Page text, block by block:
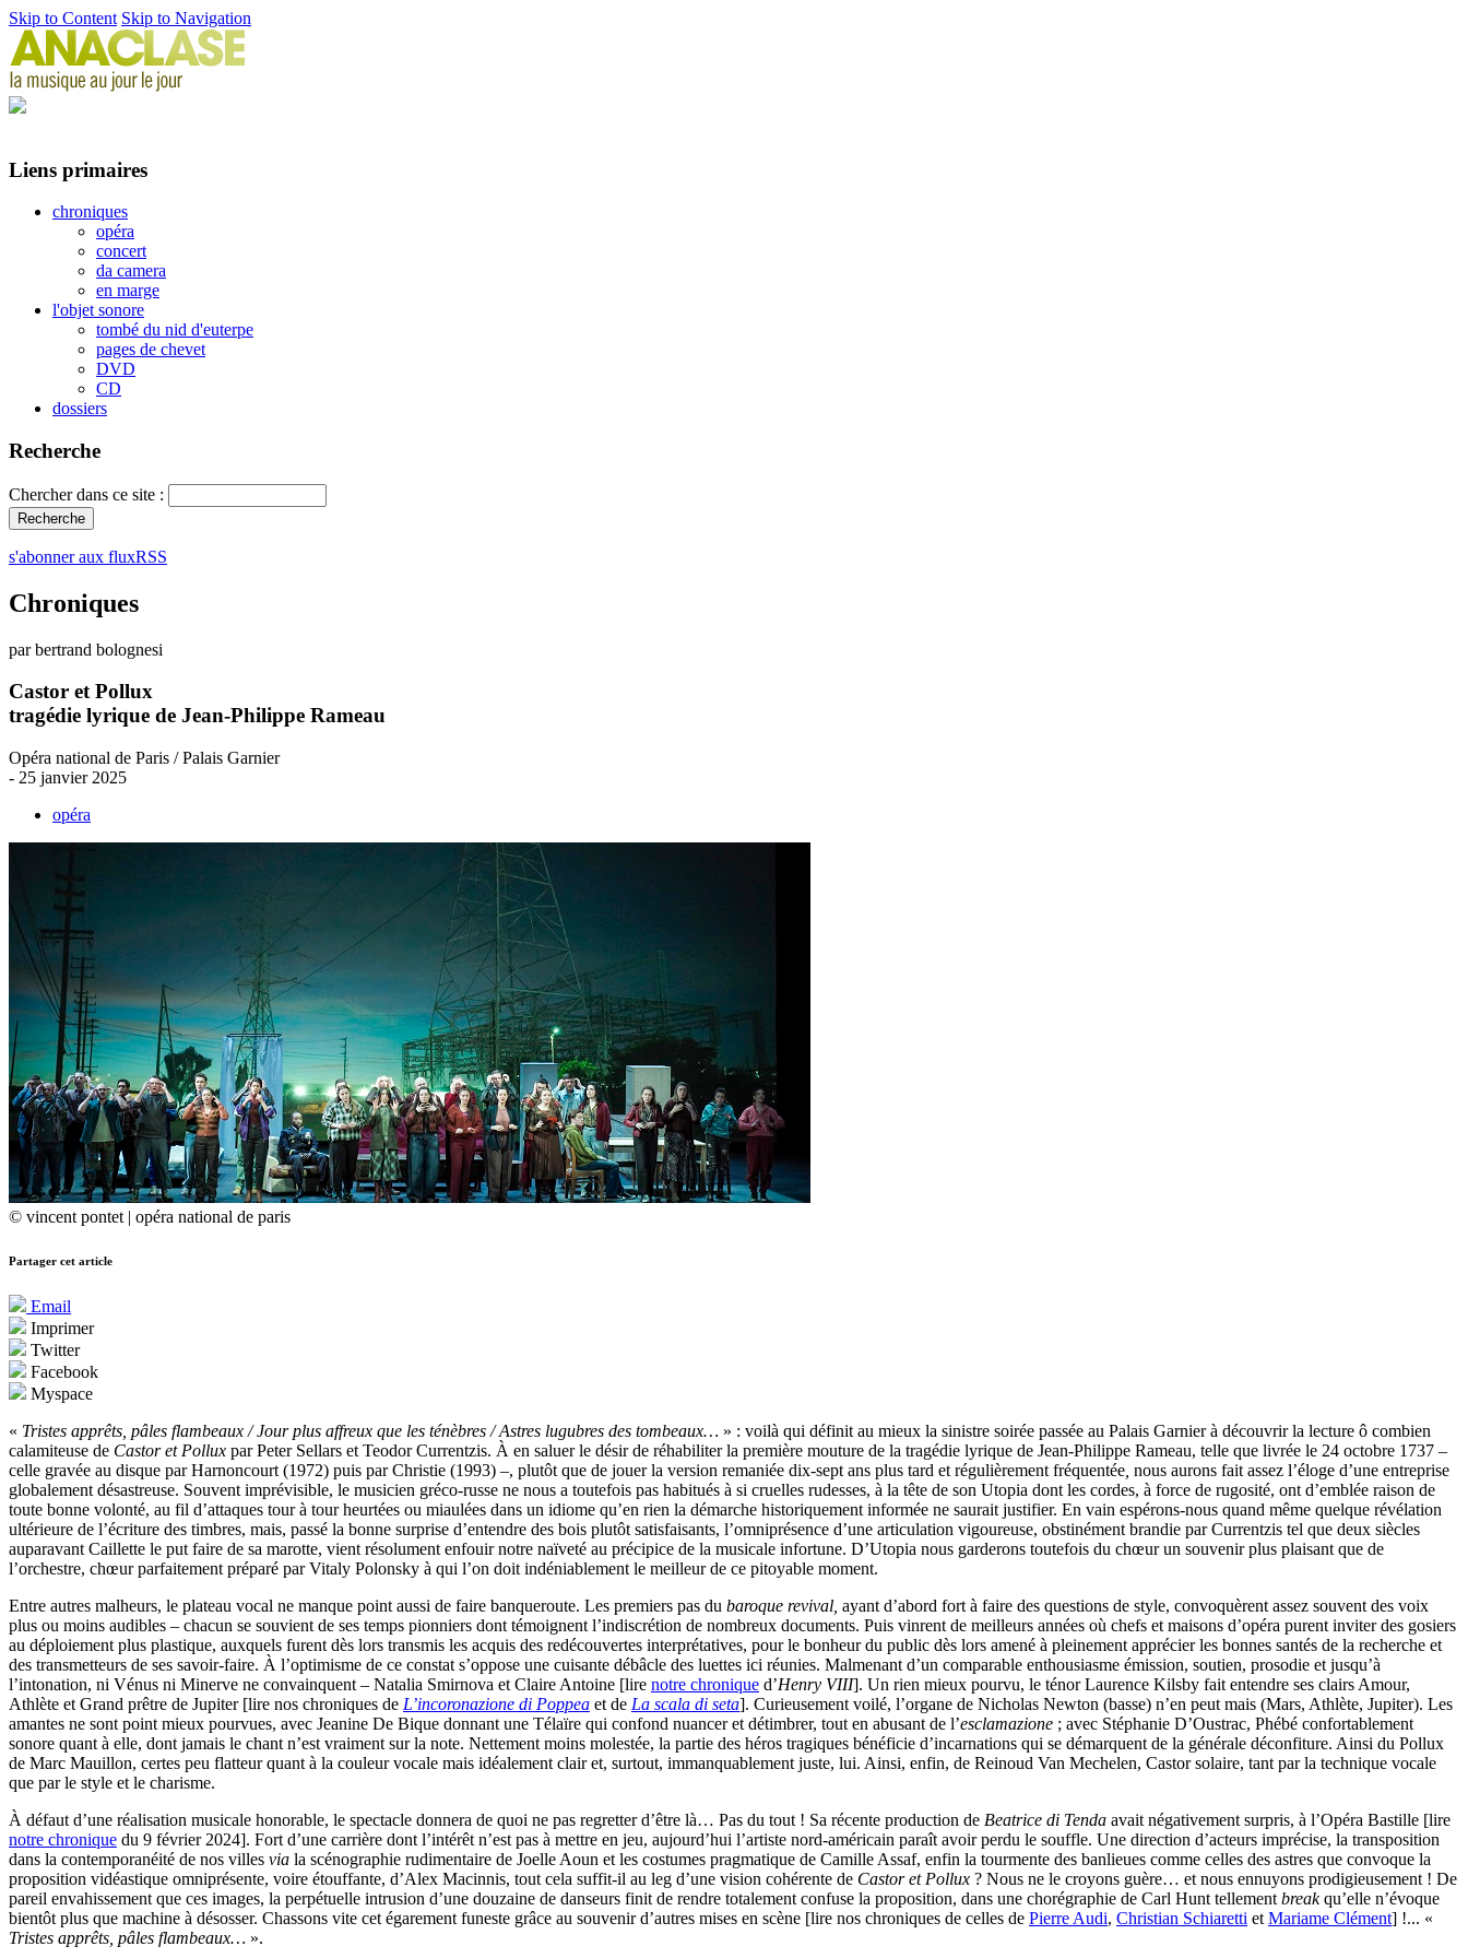
Skip to Content Skip to Navigation
Liens primaires
chroniques
opéra
concert
da camera
en marge
l'objet sonore
tombé du nid d'euterpe
pages de chevet
DVD
CD
dossiers
Recherche
Chercher dans ce site :
s'abonner aux fluxRSS
Chroniques
par bertrand bolognesi
Castor et Pollux
tragédie lyrique de Jean-Philippe Rameau
Opéra national de Paris / Palais Garnier
- 25 janvier 2025
opéra
© vincent pontet | opéra national de paris
Partager cet article
Email
Imprimer
Twitter
Facebook
Myspace
« Tristes apprêts, pâles flambeaux / Jour plus affreux que les ténèbres / Astres lugubres des tombeaux… » : voilà qui définit au mieux la sinistre soirée passée au Palais Garnier à découvrir la lecture ô combien
calamiteuse de Castor et Pollux par Peter Sellars et Teodor Currentzis. À en saluer le désir de réhabiliter la première mouture de la tragédie lyrique de Jean-Philippe Rameau, telle que livrée le 24 octobre 1737 –
celle gravée au disque par Harnoncourt (1972) puis par Christie (1993) –, plutôt que de jouer la version remaniée dix-sept ans plus tard et régulièrement fréquentée nous aurons fait assez l’éloge d’une entreprise
globalement désastreuse. Souvent imprévisible, le musicien gréco-russe ne nous a toutefois pas habitués à si cruelles rudesses, à la tête de son Utopia dont les cordes, à force de rugosité, ont d’emblée raison de
toute bonne volonté, au fil d’attaques tour à tour heurtées ou miaulées dans un idiome qu’en rien la démarche historiquement informée ne saurait justifier. En vain espérons-nous quand même quelque révélation
ultérieure de l’écriture des timbres, mais, passé la bonne surprise d’entendre des bois plutôt satisfaisants, l’omniprésence d’une articulation vigoureuse, obstinément brandie par Currentzis tel que deux siècles
auparavant Caillette le put faire de sa marotte, vient résolument enfouir notre naïveté au précipice de la musicale infortune. D’Utopia nous garderons toutefois du chœur un souvenir plus plaisant que de
l’orchestre, chœur parfaitement préparé par Vitaly Polonsky à qui l’on doit indéniablement le meilleur de ce pitoyable moment.
Entre autres malheurs, le plateau vocal ne manque point aussi de faire banqueroute. Les premiers pas du baroque revival, ayant d’abord fort à faire des questions de style, convoquèrent assez souvent des voix
plus ou moins audibles – chacun se souvient de ses temps pionniers dont témoignent l’indiscrétion de nombreux documents. Puis vinrent de meilleurs années où chefs et maisons d’opéra purent inviter des gosiers
au déploiement plus plastique, auxquels furent dès lors transmis les acquis des redécouvertes interprétatives, pour le bonheur du public dès lors amené à pleinement apprécier les bonnes santés de la recherche et
des transmetteurs de ses savoir-faire. À l’optimisme de ce constat s’oppose une cuisante débâcle des luettes ici réunies. Malmenant d’un comparable enthousiasme émission, soutien, prosodie et jusqu’à
l’intonation, ni Vénus ni Minerve ne convainquent – Natalia Smirnova et Claire Antoine [lire notre chronique d’Henry VIII]. Un rien mieux pourvu, le ténor Laurence Kilsby fait entendre ses clairs Amour,
Athlète et Grand prêtre de Jupiter [lire nos chroniques de L’incoronazione di Poppea et de La scala di seta]. Curieusement voilé, l’organe de Nicholas Newton (basse) n’en peut mais (Mars, Athlète, Jupiter). Les
amantes ne sont point mieux pourvues, avec Jeanine De Bique donnant une Télaïre qui confond nuancer et détimbrer, tout en abusant de l’esclamazione ; avec Stéphanie D’Oustrac, Phébé confortablement
sonore quant à elle, dont jamais le chant n’est vraiment sur la note. Nettement moins molestée, la partie des héros tragiques bénéficie d’incarnations qui se démarquent de la générale déconfiture. Ainsi du Pollux
de Marc Mauillon, certes peu flatteur quant à la couleur vocale mais idéalement clair et, surtout, immanquablement juste, lui. Ainsi, enfin, de Reinoud Van Mechelen, Castor solaire, tant par la technique vocale
que par le style et le charisme.
À défaut d’une réalisation musicale honorable, le spectacle donnera de quoi ne pas regretter d’être là… Pas du tout ! Sa récente production de Beatrice di Tenda avait négativement surpris, à l’Opéra Bastille [lire
notre chronique du 9 février 2024]. Fort d’une carrière dont l’intérêt n’est pas à mettre en jeu, aujourd’hui l’artiste nord-américain paraît avoir perdu le souffle. Une direction d’acteurs imprécise, la transposition
dans la contemporanéité de nos villes via la scénographie rudimentaire de Joelle Aoun et les costumes pragmatique de Camille Assaf, enfin la tourmente des banlieues comme celles des astres que convoque la
proposition vidéastique omniprésente, voire étouffante, d’Alex Macinnis, tout cela suffit-il au leg d’une vision cohérente de Castor et Pollux ? Nous ne le croyons guère… et nous ennuyons prodigieusement ! De
pareil envahissement que ces images, la perpétuelle intrusion d’une douzaine de danseurs finit de rendre totalement confuse la proposition, dans une chorégraphie de Carl Hunt tellement breakqu’elle n’évoque
bientôt plus que machine à désosser. Chassons vite cet égarement funeste grâce au souvenir d’autres mises en scène [lire nos chroniques de celles de Pierre Audi, Christian Schiaretti et Mariame Clément] !... «
Tristes apprêts, pâles flambeaux… ».